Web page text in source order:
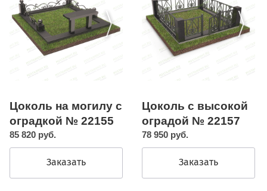
Цоколь на могилу с
оградкой № 22155
85 820 руб.
Заказать
Цоколь с высокой
оградой № 22157
78 950 руб.
Заказать